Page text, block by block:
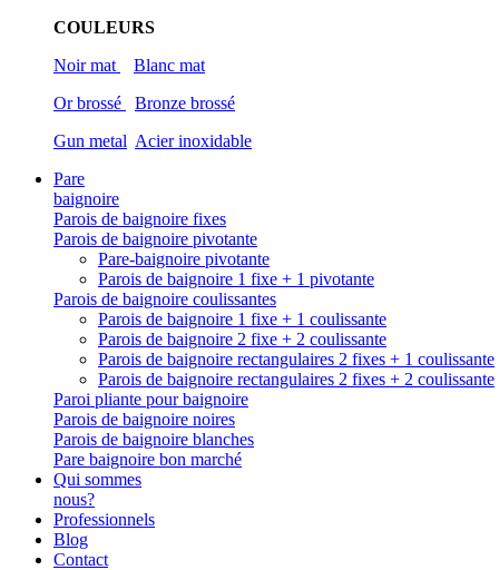
COULEURS
Noir mat
Blanc mat
Or brossé
Bronze brossé
Gun metal Acier inoxidable
Pare
baignoire
Parois de baignoire fixes
Parois de baignoire pivotante
Pare-baignoire pivotante
Parois de baignoire 1 fixe + 1 pivotante
Parois de baignoire coulissantes
Parois de baignoire 1 fixe + 1 coulissante
Parois de baignoire 2 fixe + 2 coulissante
Parois de baignoire rectangulaires 2 fixes + 1 coulissante
Parois de baignoire rectangulaires 2 fixes + 2 coulissante
Paroi pliante pour baignoire
Parois de baignoire noires
Parois de baignoire blanches
Pare baignoire bon marché
Qui sommes
nous?
Professionnels
Blog
Contact